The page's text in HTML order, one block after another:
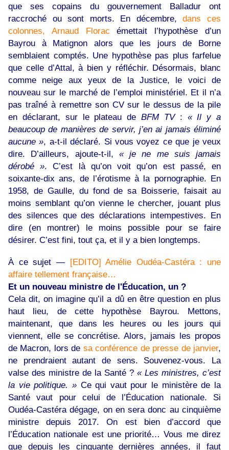
que ses copains du gouvernement Balladur ont
raccroché ou sont morts. En décembre,dans ces
colonnes, Arnaud Florac émettait l’hypothèse d’un
Bayrou à Matignon alors que les jours de Borne
semblaient comptés. Une hypothèse pas plus farfelue
que celle d’Attal, à bien y réfléchir. Désormais, blanc
comme neige aux yeux de la Justice, le voici de
nouveau sur le marché de l’emploi ministériel. Et il n’a
pas traîné à remettre son CV sur le dessus de la pile
en déclarant, sur le plateau de BFM TV: « Il y a
beaucoup de manières de servir, j’en ai jamais éliminé
aucune », a-t-il déclaré. Si vous voyez ce que je veux
dire. D’ailleurs, ajoute-t-il, « je ne me suis jamais
dérobé ». C’est là qu’on voit qu’on est passé, en
soixante-dix ans, de l’érotisme à la pornographie. En
1958, de Gaulle, du fond de sa Boisserie, faisait au
moins semblant qu’on vienne le chercher, jouant plus
des silences que des déclarations intempestives. En
dire (en montrer) le moins possible pour se faire
désirer. C’est fini, tout ça, et il y a bien longtemps.
À ce sujet — [EDITO] Amélie Oudéa-Castéra : une
affaire tellement française…
Et un nouveau ministre de l'Éducation, un ?
Cela dit, on imagine qu’il a dû en être question en plus
haut lieu, de cette hypothèse Bayrou. Mettons,
maintenant, que dans les heures ou les jours qui
viennent, elle se concrétise. Alors, jamais les propos
de Macron, lors de sa conférence de presse de janvier,
ne prendraient autant de sens. Souvenez-vous. La
valse des ministre de la Santé ? « Les ministres, c’est
la vie politique. »Ce qui vaut pour le ministère de la
Santé vaut pour celui de l’Éducation nationale. Si
Oudéa-Castéra dégage, on en sera donc au cinquième
ministre depuis 2017. On est bien d’accord que
l’Éducation nationale est une priorité… Vous me direz
que depuis les cinquante dernières années, il faut